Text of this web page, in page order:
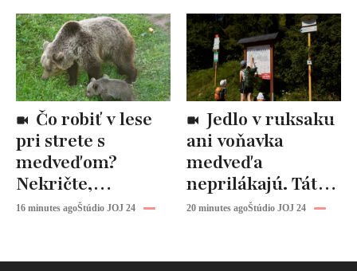
pri strete s
medveďom?
Nekričte,
odborník radí
16 minutes agoŠtúdio JOJ 24
ani voňavka
medveďa
neprilákajú. Táto
častá chyba však
20 minutes agoŠtúdio JOJ 24